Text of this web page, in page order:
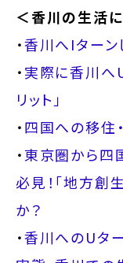
＜香川の生活
・香川へIターン
・実際に香川へ
リット」
・四国への移住
・東京圏から四
必見！「地方創
か？
・香川へのUタ